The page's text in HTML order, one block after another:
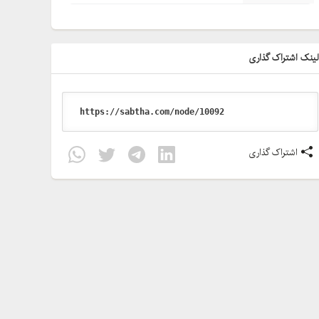
اشتراک گذاری
اشتراک گذاری